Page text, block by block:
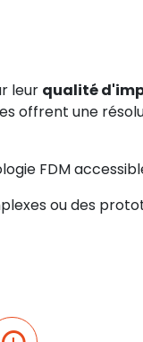
leur qualité
offrent une
FDM
ou des